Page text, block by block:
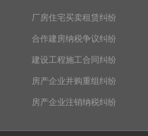
厂房住宅买卖租赁纠纷
合作建房纳税争议纠纷
建设工程施工合同纠纷
房产企业并购重组纠纷
房产企业注销纳税纠纷